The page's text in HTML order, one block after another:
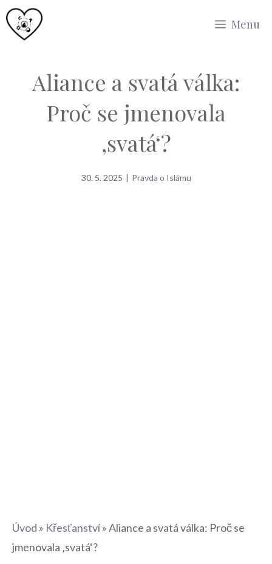
Přeskočit
na
Menu
Aliance a svatá válka:
Proč se jmenovala
‚svatá‘?
30. 5. 2025 | Pravda o Islámu
Úvod » Křesťanství»Aliance a svatá válka: Proč se
jmenovala ‚svatá‘?